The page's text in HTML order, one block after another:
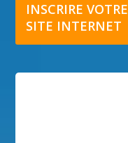
INSCRIRE VOTRE
SITE INTERNET